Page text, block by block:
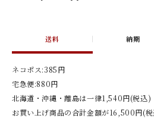
送料 納期
ネコポス:385円
宅急便:880円
北海道・沖縄・離島は一律1,540円(税込)
お買い上げ商品の合計金額が16,500円(